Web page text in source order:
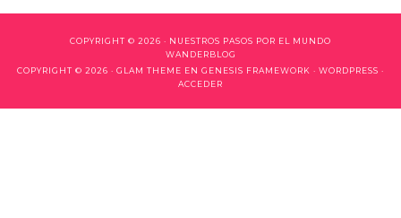
COPYRIGHT © 2026 · NUESTROS PASOS POR EL MUNDO
WANDERBLOG
COPYRIGHT © 2026 · GLAM THEME EN GENESIS FRAMEWORK · WORDPRESS ·
ACCEDER